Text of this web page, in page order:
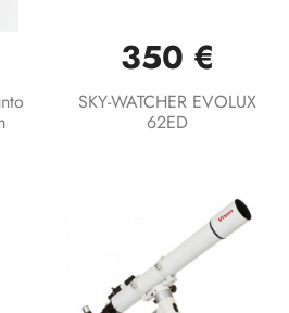
350 €
SKY-WATCHER EVOLUX
62ED